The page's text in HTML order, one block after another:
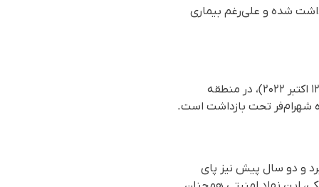
امنیتی بازداشت شده و علی‌رغم بیماری
بر اساس گزارش رسیده به سازمان حقوق بشری هه‌نگاو، خبات اسدی شامگاه چهارشنبه ۲۰ مهر ۱۴۰۱ (۱۲ اکتبر ۲۰۲۲)، در منطقه
شهرام‌فر تحت بازداشت‌ است.
و دو سال پیش نیز پای